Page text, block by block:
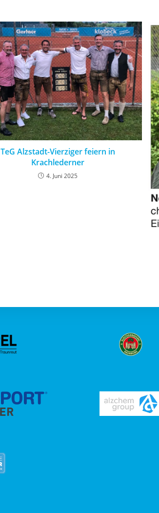
TeG Alzstadt-Vierziger feiern in
Krachlederner
4. Juni 2025